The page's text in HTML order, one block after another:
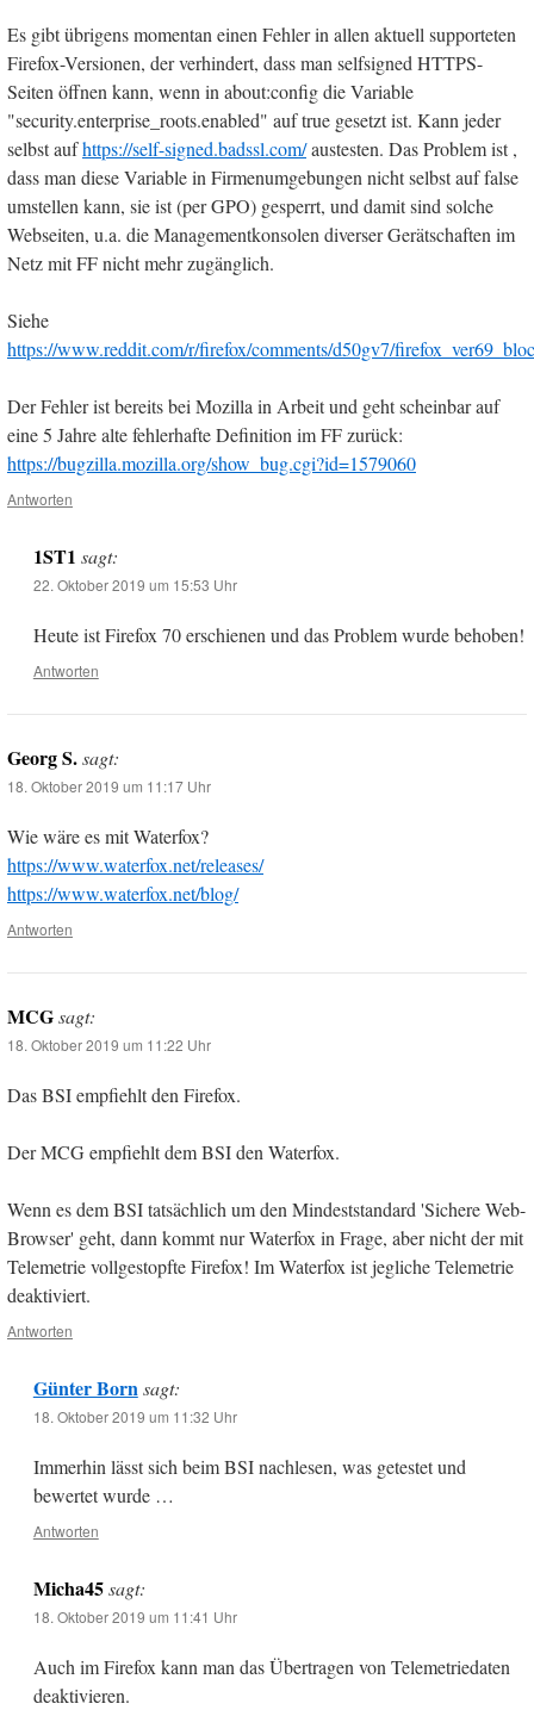
Es gibt übrigens momentan einen Fehler in allen aktuell supporteten
Firefox-Versionen, der verhindert, dass man selfsigned HTTPS-
Seiten öffnen kann, wenn in about:config die Variable
"security.enterprise_roots.enabled" auf true gesetzt ist. Kann jeder
selbst aufhttps://self-signed.badssl.com/austesten. Das Problem ist ,
dass man diese Variable in Firmenumgebungen nicht selbst auf false
umstellen kann, sie ist (per GPO) gesperrt, und damit sind solche
Webseiten, u.a. die Managementkonsolen diverser Gerätschaften im
Netz mit FF nicht mehr zugänglich.
Siehe
https://www.reddit.com/r/firefox/comments/d50gv7/
Der Fehler ist bereits bei Mozilla in Arbeit und geht scheinbar auf
eine 5 Jahre alte fehlerhafte Definition im FF zurück:
https://bugzilla.mozilla.org/show_bug.cgi?id=1579060
Antworten
1ST1 sagt:
22. Oktober 2019 um 15:53 Uhr
Heute ist Firefox 70 erschienen und das Problem wurde behoben!
Antworten
Georg S.sagt:
18. Oktober 2019 um 11:17 Uhr
Wie wäre es mit Waterfox?
https://www.waterfox.net/releases/
https://www.waterfox.net/blog/
Antworten
MCGsagt:
18. Oktober 2019 um 11:22 Uhr
Das BSI empfiehlt den Firefox.
Der MCG empfiehlt dem BSI den Waterfox.
Wenn es dem BSI tatsächlich um den Mindeststandard 'Sichere Web-
Browser' geht, dann kommt nur Waterfox in Frage, aber nicht der mit
Telemetrie vollgestopfte Firefox! Im Waterfox ist jegliche Telemetrie
deaktiviert.
Antworten
Günter Born sagt:
18. Oktober 2019 um 11:32 Uhr
Immerhin lässt sich beim BSI nachlesen, was getestet und
bewertet wurde …
Antworten
Micha45 sagt:
18. Oktober 2019 um 11:41 Uhr
Auch im Firefox kann man das Übertragen von Telemetriedaten
deaktivieren.